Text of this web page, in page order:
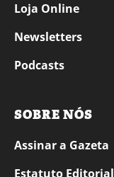
Loja Online
Newsletters
Podcasts
SOBRE NÓS
Assinar a Gazeta
Estatuto Editorial